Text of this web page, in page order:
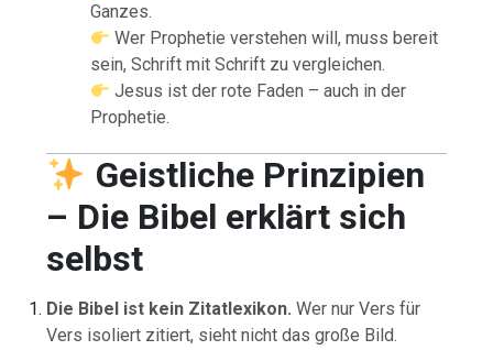
Ganzes.
Wer Prophetie verstehen will, muss bereit
sein, Schrift mit Schrift zu vergleichen.
Jesus ist der rote Faden – auch in der
Prophetie.
Geistliche Prinzipien
– Die Bibel erklärt sich
selbst
Die Bibel ist kein Zitatlexikon. Wer nur Vers für
Vers isoliert zitiert, sieht nicht das große Bild.